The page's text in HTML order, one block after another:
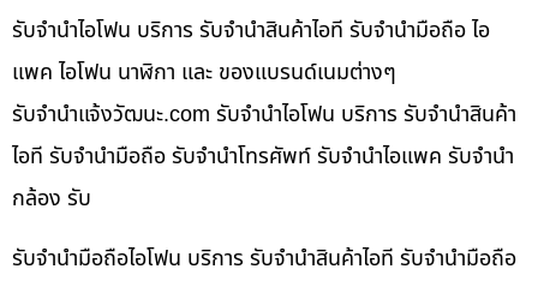
รับจำนำไอโฟน บริการ รับจำนำสินค้าไอที รับจำนำมือถือ ไอ
แพค ไอโฟน นาฬิกา และ ของแบรนด์เนมต่างๆ
รับจํานําแจ้งวัฒนะ.com รับจำนำไอโฟน บริการ รับจำนำสินค้า
ไอที รับจำนำมือถือ รับจำนำโทรศัพท์ รับจำนำไอแพค รับจำนำ
กล้อง รับ
รับจำนำมือถือไอโฟน บริการ รับจำนำสินค้าไอที รับจำนำมือถือ